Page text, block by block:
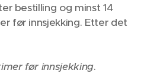
bestilling og minst 14
før innsjekking. Etter det
før innsjekking.